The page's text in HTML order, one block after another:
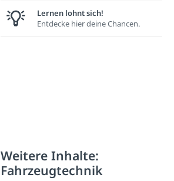
Lernen lohnt sich!
Entdecke hier deine Chancen.
Weitere Inhalte:
Fahrzeugtechnik